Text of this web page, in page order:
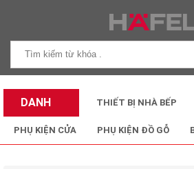
DANH
MỤC SẢN
THIẾT BỊ NHÀ BẾP
PHỤ KIỆN CỬA PHỤ KIỆN ĐỒ GỖ